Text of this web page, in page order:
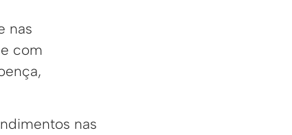
nas
com
nas